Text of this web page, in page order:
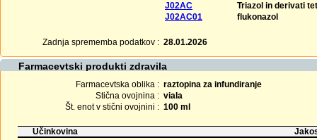
J02AC
Triazol in derivati
J02AC01
flukonazol
Zadnja sprememba podatkov : 28.01.2026
Farmacevtski produkti zdravila
Farmacevtska oblika : raztopina za infundiranje
Stična ovojnina : viala
Št. enot v stični ovojnini : 100 ml
Učinkovina